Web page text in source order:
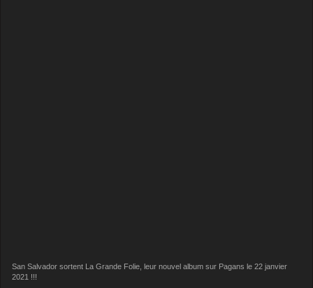
San Salvador sortent La Grande Folie, leur nouvel album sur Pagans le 22 janvier
2021 !!!